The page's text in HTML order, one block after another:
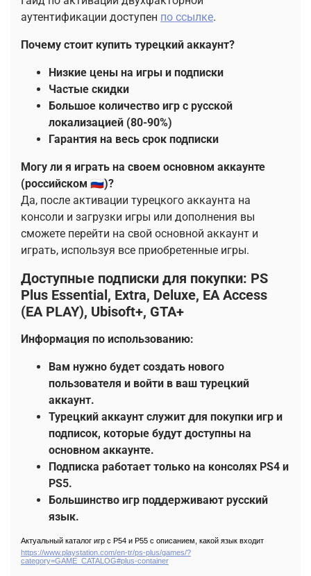
аутентификации доступен по ссылке.
Почему стоит купить турецкий аккаунт?
Низкие цены на игры и подписки
Частые скидки
Большое количество игр с русской
локализацией (80-90%)
Гарантия на весь срок подписки
Могу ли я играть на своем основном аккаунте
(российском 🇷🇺)?
Да, после активации турецкого аккаунта на
консоли и загрузки игры или дополнения вы
сможете перейти на свой основной аккаунт и
играть, используя все приобретенные игры.
Доступные подписки для покупки: PS
Plus Essential, Extra, Deluxe, EA Access
(EA PLAY), Ubisoft+, GTA+
Информация по использованию:
Вам нужно будет создать нового
пользователя и войти в ваш турецкий
аккаунт.
Турецкий аккаунт служит для покупки игр и
подписок, которые будут доступны на
основном аккаунте.
Подписка работает только на консолях PS4 и
PS5.
Большинство игр поддерживают русский
язык.
Актуальный каталог игр с Р54 и Р55 с описанием, какой язык входит
https://www.playstation.com/en-tr/ps-plus/games/?
category=GAME_CATALOG#plus-container